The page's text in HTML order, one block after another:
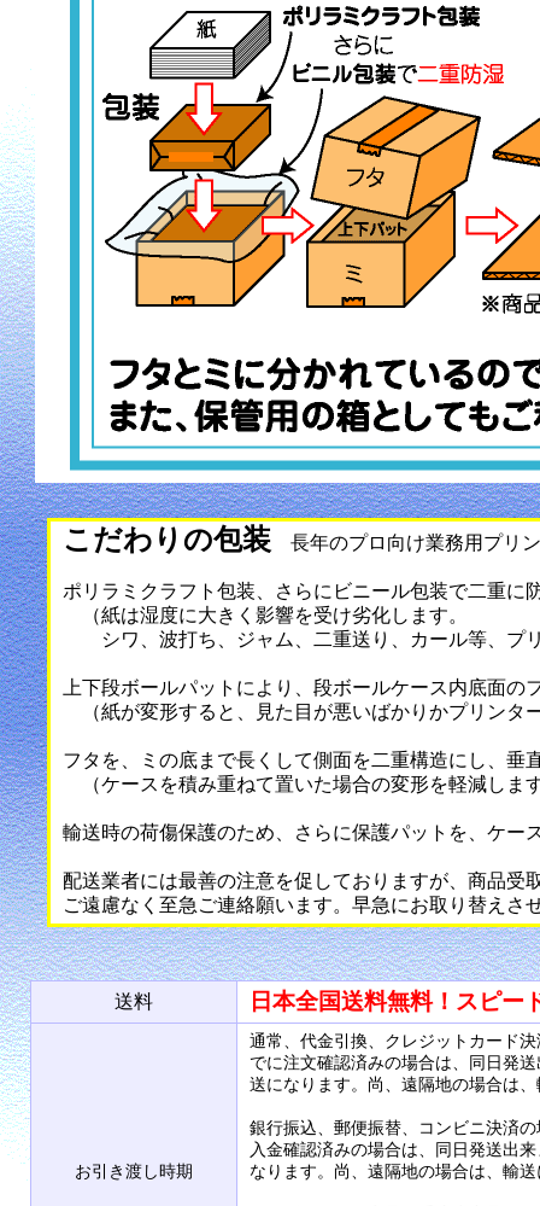
こだわりの包装 長年のプロ向け業務用プリ
ポリラミクラフト包装、さらにビニール包装で二重に
（紙は湿度に大きく影響を受け劣化します。
シワ、波打ち、ジャム、二重送り、カール等、プ
上下段ボールパットにより、段ボールケース内底面
（紙が変形すると、見た目が悪いばかりかプリンタ
フタを、ミの底まで長くして側面を二重構造にし、垂
（ケースを積み重ねて置いた場合の変形を軽減しま
輸送時の荷傷保護のため、さらに保護パットを、ケー
配送業者には最善の注意を促しておりますが、商品受
ご遠慮なく至急ご連絡願います。早急にお取り替えさ
送料 日本全国送料無料！スピ
お引き渡し時期
通常、代金引換、クレジットカード
でに注文確認済みの場合は、同日発
送になります。尚、遠隔地の場合は
銀行振込、郵便振替、コンビニ決済
入金確認済みの場合は、同日発送出
なります。尚、遠隔地の場合は、輸